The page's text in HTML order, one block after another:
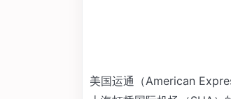
美国运通（American